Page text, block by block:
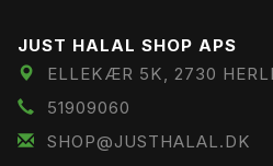
JUST HALAL SHOP APS
ELLEKÆR 5K, 2730
51909060
SHOP@JUSTHALAL.DK